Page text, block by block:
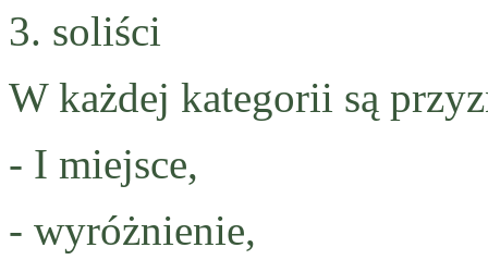
3. soliści
W każdej kategorii są
- I miejsce,
- wyróżnienie,